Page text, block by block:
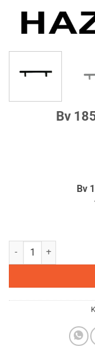
Bv
Bv
Bv 1850 Çubuk Metal